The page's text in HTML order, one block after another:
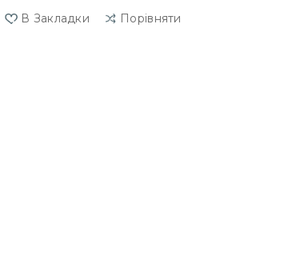
В Закладки Порівняти